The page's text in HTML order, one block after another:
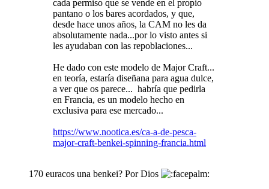
cada permiso que se vende en el propio
pantano o los bares acordados, y que,
desde hace unos años, la CAM no les da
absolutamente nada...por lo visto antes si
les ayudaban con las repoblaciones...
He dado con este modelo de Major Craft...
en teoría, estaría diseñana para agua dulce,
a ver que os parece... habría que pedirla
en Francia, es un modelo hecho en
exclusiva para ese mercado...
https://www.nootica.es/ca-a-de-pesca-
major-craft-benkei-spinning-francia.html
170 euracos una benkei? Por Dios